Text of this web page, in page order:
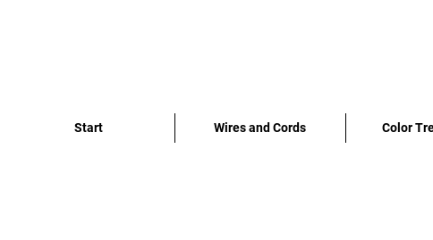
Start Wires and Cords Color